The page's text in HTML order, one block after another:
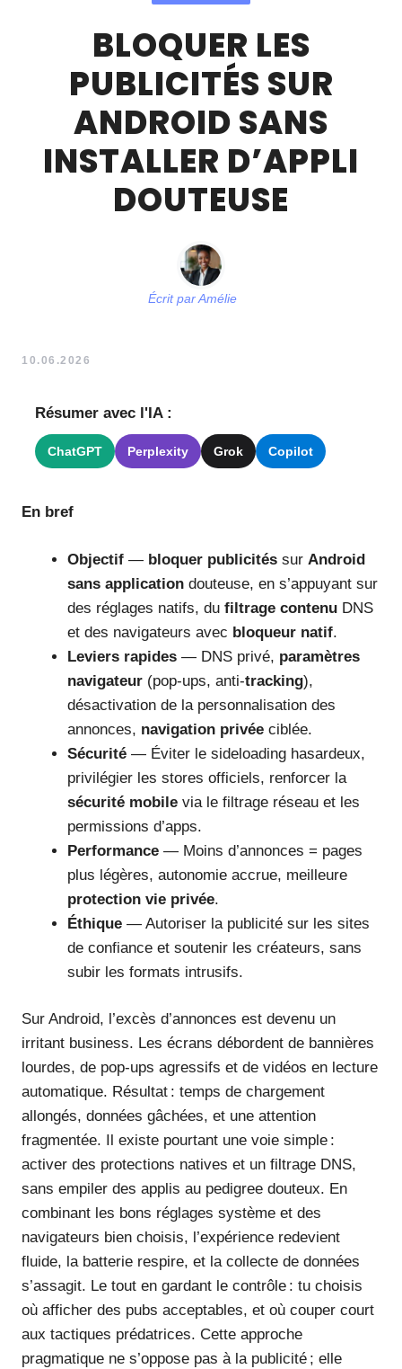
BLOQUER LES
PUBLICITÉS SUR
ANDROID SANS
INSTALLER D’APPLI
DOUTEUSE
Écrit parAmélie
10.06.2026
Résumer avec l'IA :
ChatGPT Perplexity Grok Copilot
En bref
Objectif — bloquer publicités sur Android
sans application douteuse, en s’appuyant sur
des réglages natifs, du filtrage contenu DNS
et des navigateurs avec bloqueur natif.
Leviers rapides — DNS privé, paramètres
navigateur (pop-ups, anti-tracking),
désactivation de la personnalisation des
annonces, navigation privée ciblée.
Sécurité — Éviter le sideloading hasardeux,
privilégier les stores officiels, renforcer la
sécurité mobile via le filtrage réseau et les
permissions d’apps.
Performance — Moins d’annonces = pages
plus légères, autonomie accrue, meilleure
protection vie privée.
Éthique — Autoriser la publicité sur les sites
de confiance et soutenir les créateurs, sans
subir les formats intrusifs.
Sur Android, l’excès d’annonces est devenu un
irritant business. Les écrans débordent de bannières
lourdes, de pop-ups agressifs et de vidéos en lecture
automatique. Résultat : temps de chargement
allongés, données gâchées, et une attention
fragmentée. Il existe pourtant une voie simple :
activer des protections natives et un filtrage DNS,
sans empiler des applis au pedigree douteux. En
combinant les bons réglages système et des
navigateurs bien choisis, l’expérience redevient
fluide, la batterie respire, et la collecte de données
s’assagit. Le tout en gardant le contrôle : tu choisis
où afficher des pubs acceptables, et où couper court
aux tactiques prédatrices. Cette approche
pragmatique ne s’oppose pas à la publicité ; elle